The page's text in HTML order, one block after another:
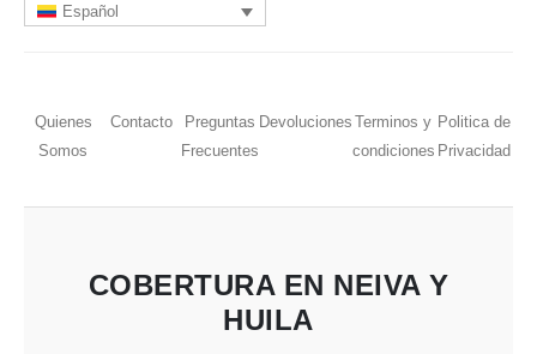
Español
Quienes
Somos
Contacto
Preguntas
Frecuentes
Devoluciones Terminos y
condiciones
Politica de
Privacidad
COBERTURA EN NEIVA Y
HUILA